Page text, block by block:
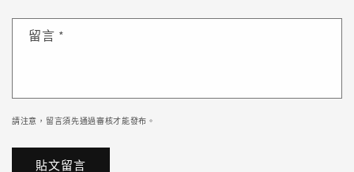
留言 *
請注意，留言須先通過審核才能發布。